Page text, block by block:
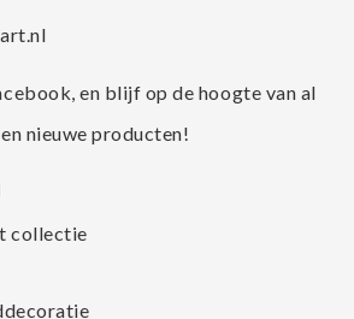
en blijf op de hoogte van al
nieuwe producten!
collectie